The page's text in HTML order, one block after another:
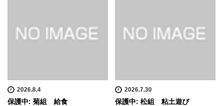
2026.8.4
保護中: 菊組 給食
2026.7.30
保護中: 松組 粘土遊び